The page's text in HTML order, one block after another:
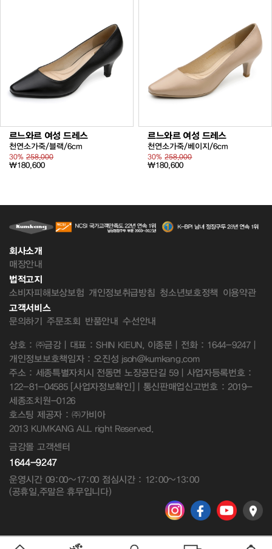
르느와르 여성 드레스
천연소가죽/블랙/6cm
30% 258,000
₩180,600
르느와르 여성 드레스
천연소가죽/베이지/6cm
30%258,000
₩180,600
회사소개
매장안내
법적고지
소비자피해보상보험 개인정보취급방침 청소년보호정책 이용약관
고객서비스
문의하기 주문조회 반품안내 수선안내
상호 : ㈜금강 | 대표 : SHIN KIEUN, 이종문 | 전화 : 1644-9247 |
개인정보보호책임자 : 오진성 jsoh@kumkang.com
주소 : 세종특별자치시 전동면 노장공단길 59 | 사업자등록번호 :
122-81-04585 [사업자정보확인] | 통신판매업신고번호 : 2019-
세종조치원-0126
호스팅 제공자 : ㈜가비아
2013 KUMKANG ALL right Reserved.
금강몰 고객센터
1644-9247
운영시간 09:00~17:00 점심시간 : 12:00~13:00
(공휴일,주말은 휴무입니다)